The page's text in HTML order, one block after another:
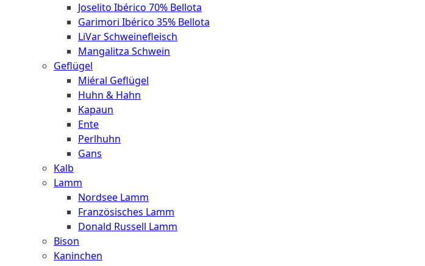
Joselito Ibérico 70% Bellota
Garimori Ibérico 35% Bellota
LiVar Schweinefleisch
Mangalitza Schwein
Geflügel
Miéral Geflügel
Huhn & Hahn
Kapaun
Ente
Perlhuhn
Gans
Kalb
Lamm
Nordsee Lamm
Französisches Lamm
Donald Russell Lamm
Bison
Kaninchen